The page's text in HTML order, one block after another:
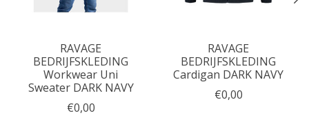
RAVAGE
BEDRIJFSKLEDING
Workwear Uni
Sweater DARK NAVY
€0,00
RAVAGE
BEDRIJFSKLEDING
Cardigan DARK NAVY
€0,00